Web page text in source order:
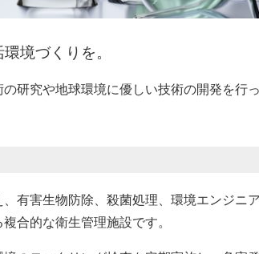
境づくりを。
研究や地球環境に優しい技術の開発を行
有害生物防除、殺菌処理、環境エンジニ
合的な衛生管理施設です。